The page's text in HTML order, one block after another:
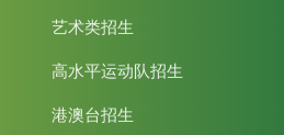
艺术类招生
高水平运动队招生
港澳台招生